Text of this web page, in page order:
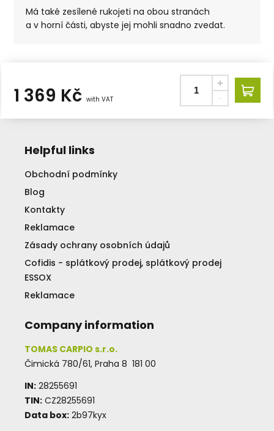
Má také zesílené rukojeti na obou stranách
a v horní části, abyste jej mohli snadno zvedat.
1 369 Kčwith VAT
Helpful links
Obchodní podmínky
Blog
Kontakty
Reklamace
Zásady ochrany osobních údajů
Cofidis - splátkový prodej, splátkový prodej
ESSOX
Reklamace
Company information
TOMAS CARPIO s.r.o.
Čimická 780/61, Praha 8 181 00
IN: 28255691
TIN: CZ28255691
Data box: 2b97kyx